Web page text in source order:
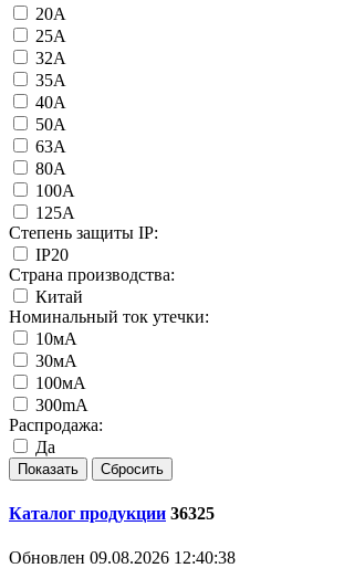
20А
25А
32А
35А
40А
50А
63А
80А
100А
125А
Степень защиты IP:
IP20
Страна производства:
Китай
Номинальный ток утечки:
10мА
30мА
100мА
300mA
Распродажа:
Да
Каталог продукции 36325
Обновлен 09.08.2026 12:40:38